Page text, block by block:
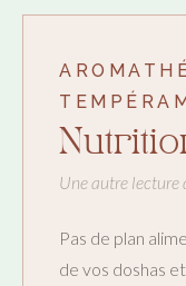
Une autre lecture
Pas de plan
de vos doshas